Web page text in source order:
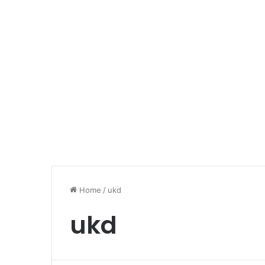
Home / ukd
ukd